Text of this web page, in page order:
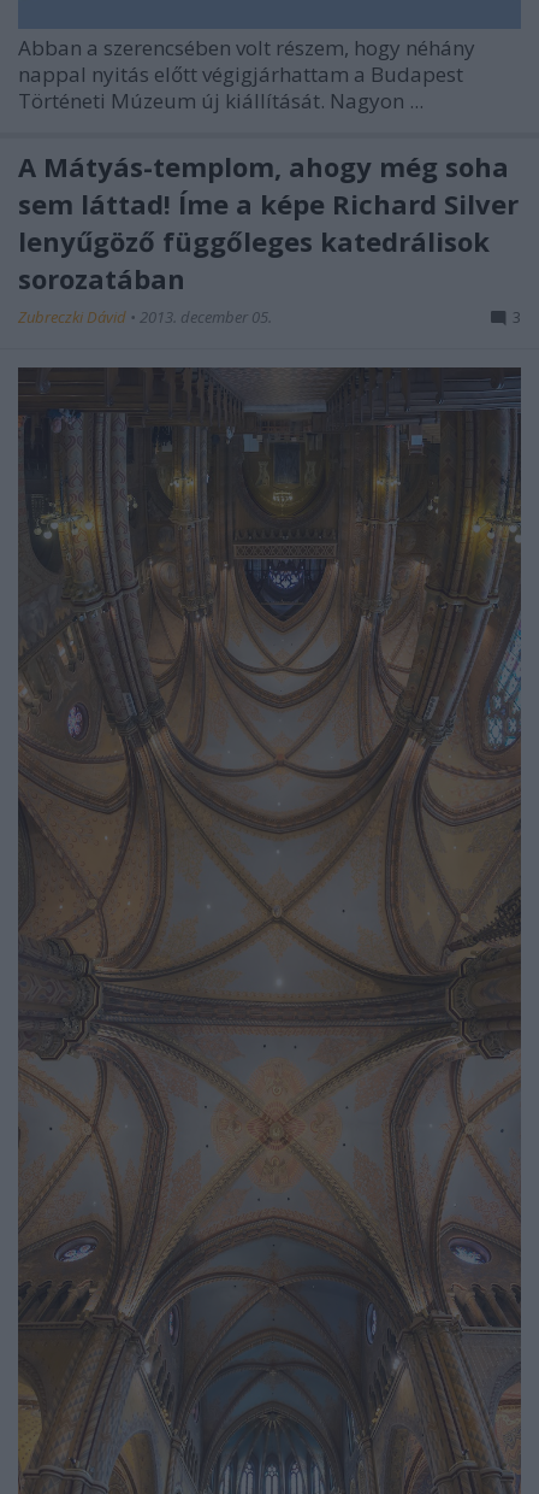
Abban a szerencsében volt részem, hogy néhány
nappal nyitás előtt végigjárhattam a Budapest
Történeti Múzeum új kiállítását. Nagyon ...
A Mátyás-templom, ahogy még soha
sem láttad! Íme a képe Richard Silver
lenyűgöző függőleges katedrálisok
sorozatában
Zubreczki Dávid • 2013. december 05. 3